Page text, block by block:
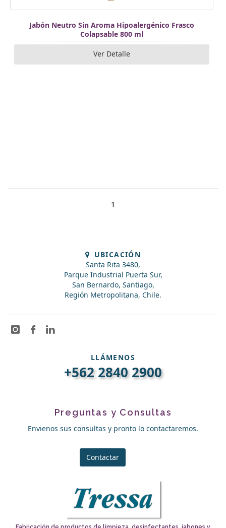
Jabón Neutro Sin Aroma Hipoalergénico Frasco
Colapsable 800 ml
Ver Detalle
1
UBICACIÓN
Santa Rita 3480,
Parque Industrial Puerta Sur,
San Bernardo, Santiago,
Región Metropolitana, Chile.
LLÁMENOS
+562 2840 2900
Preguntas y Consultas
Envienos sus consultas y pronto lo contactaremos.
Contactar